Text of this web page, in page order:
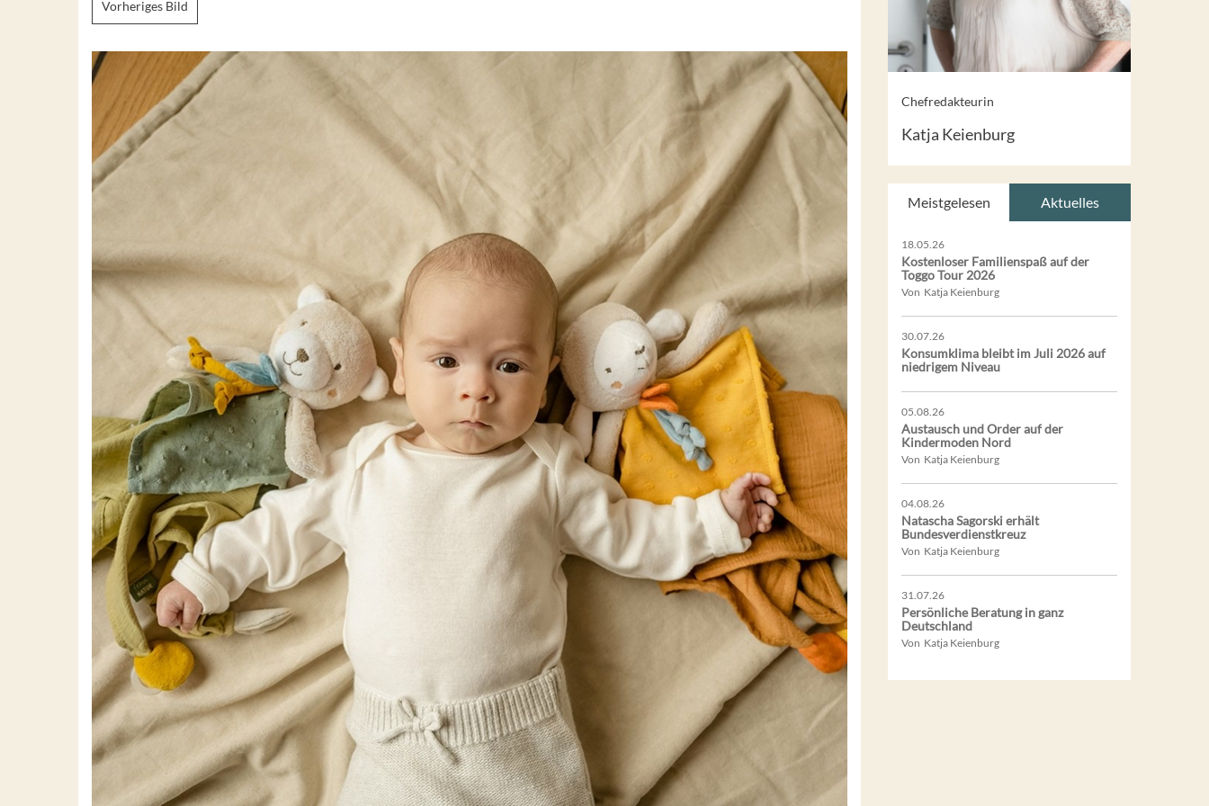
Vorheriges Bild
Chefredakteurin
Katja Keienburg
Meistgelesen Aktuelles
18.05.26
Kostenloser Familienspaß auf der
Toggo Tour 2026
Von Katja Keienburg
30.07.26
Konsumklima bleibt im Juli 2026 auf
niedrigem Niveau
05.08.26
Austausch und Order auf der
Kindermoden Nord
Von Katja Keienburg
04.08.26
Natascha Sagorski erhält
Bundesverdienstkreuz
Von Katja Keienburg
31.07.26
Persönliche Beratung in ganz
Deutschland
Von Katja Keienburg